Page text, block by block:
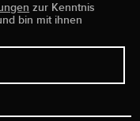
zur Kenntnis
bin mit ihnen